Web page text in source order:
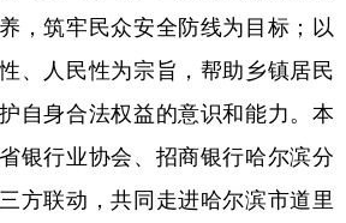
吉林 上海 江苏
安徽 福建 江西
广西 海南 重庆
，筑牢民众安全防线为目标；以
、人民性为宗旨，帮助乡镇居民
自身合法权益的意识和能力。本
银行业协会、招商银行哈尔滨分
方联动，共同走进哈尔滨市道里